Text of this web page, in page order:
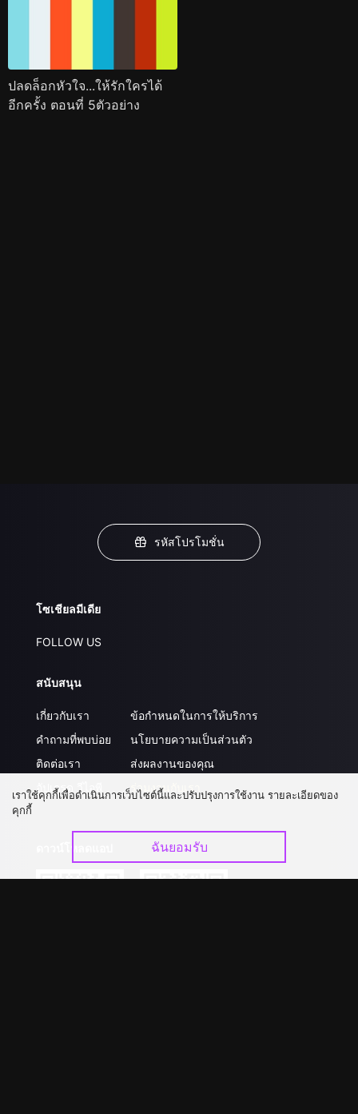
ปลดล็อกหัวใจ...ให้รักใครได้
อีกครั้ง ตอนที่ 5ตัวอย่าง
รหัสโปรโมชั่น
โซเชียลมีเดีย
FOLLOW US
สนับสนุน
เกี่ยวกับเรา
คำถามที่พบบ่อย
ติดต่อเรา
อัปเกรด วีไอพี
ข้อกำหนดในการให้บริการ
นโยบายความเป็นส่วนตัว
ส่งผลงานของคุณ
ร่วมงานกับเรา
เราใช้คุกกี้เพื่อดำเนินการเว็บไซต์นี้และปรับปรุงการใช้งาน รายละเอียดของ
คุกกี้
ฉันยอมรับ